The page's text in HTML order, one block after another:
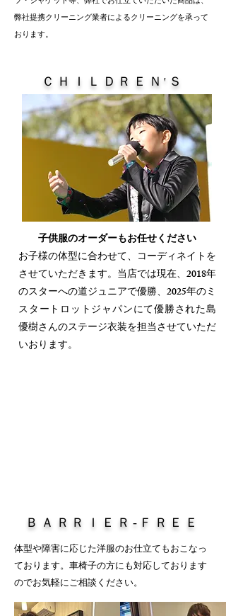
弊社提携クリーニング業者によるクリーニングを承って
おります。
ＣＨＩＬＤＲＥＮ'Ｓ
子供服のオーダーもお任せください
​お子様の体型に合わせて、コーディネイトを
させていただきます。当店では現在、2018年
のスターへの道ジュニアで優勝、2025年のミ
スタートロットジャパンにて優勝された島
優樹さんのステージ衣装を担当させていただ
いおります。
ＢＡＲＲＩＥＲ‐ＦＲＥＥ
体型や障害に応じた洋服のお仕立てもおこなっ
ております。車椅子の方にも対応しております
のでお気軽にご相談ください。